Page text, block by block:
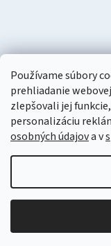
Používame súbory
prehliadanie
zlepšovali jej
personalizáciu
osobných údajova v